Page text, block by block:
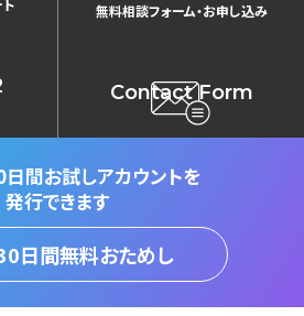
無料相談フォーム・お申し込み
Contact Form
間お試しアカウントを
発行できます
日間無料おためし